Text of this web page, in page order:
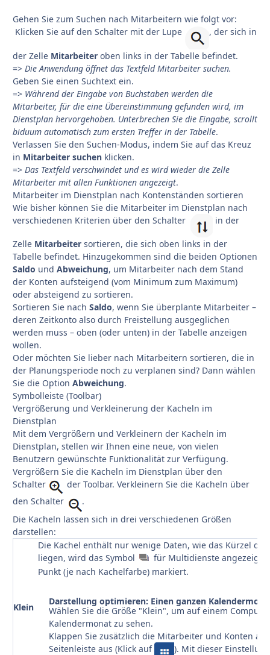
Gehen Sie zum Suchen nach Mitarbeitern wie folgt vor:
Klicken Sie auf den Schalter mit der Lupe
, der sich in
der Zelle Mitarbeiter oben links in der Tabelle befindet.
=> Die Anwendung öffnet das Textfeld Mitarbeiter suchen.
Geben Sie einen Suchtext ein.
=> Während der Eingabe von Buchstaben werden die
Mitarbeiter, für die eine Übereinstimmung gefunden wird, im
Dienstplan hervorgehoben. Unterbrechen Sie die Eingabe, scrollt
biduum automatisch zum ersten Treffer in der Tabelle.
Verlassen Sie den Suchen-Modus, indem Sie auf das Kreuz
in Mitarbeiter suchen klicken.
=> Das Textfeld verschwindet und es wird wieder die Zelle
Mitarbeiter mit allen Funktionen angezeigt.
Mitarbeiter im Dienstplan nach Kontenständen sortieren
Wie bisher können Sie die Mitarbeiter im Dienstplan nach
verschiedenen Kriterien über den Schalter
in der
Zelle Mitarbeiter sortieren, die sich oben links in der
Tabelle befindet. Hinzugekommen sind die beiden Optionen
Saldo und Abweichung, um Mitarbeiter nach dem Stand
der Konten aufsteigend (vom Minimum zum Maximum)
oder absteigend zu sortieren.
Sortieren Sie nach Saldo, wenn Sie überplante Mitarbeiter –
deren Zeitkonto also durch Freistellung ausgeglichen
werden muss – oben (oder unten) in der Tabelle anzeigen
wollen.
Oder möchten Sie lieber nach Mitarbeitern sortieren, die in
der Planungsperiode noch zu verplanen sind? Dann wählen
Sie die Option Abweichung.
Symbolleiste (Toolbar)
Vergrößerung und Verkleinerung der Kacheln im
Dienstplan
Mit dem Vergrößern und Verkleinern der Kacheln im
Dienstplan, stellen wir Ihnen eine neue, von vielen
Benutzern gewünschte Funktionalität zur Verfügung.
Vergrößern Sie die Kacheln im Dienstplan über den
Schalter
der Toolbar. Verkleinern Sie die Kacheln über
den Schalter
.
Die Kacheln lassen sich in drei verschiedenen Größen
darstellen:
Klein
Die Kachel enthält nur wenige Daten, wie das Kürzel
liegen, wird das Symbol
für Multidienste angezeigt.
Punkt (je nach Kachelfarbe) markiert.
Darstellung optimieren: Einen ganzen
Wählen Sie die Größe "Klein", um auf einem
Kalendermonat zu sehen.
Klappen Sie zusätzlich die Mitarbeiter und Konten
Seitenleiste aus (Klick auf
). Mit dieser